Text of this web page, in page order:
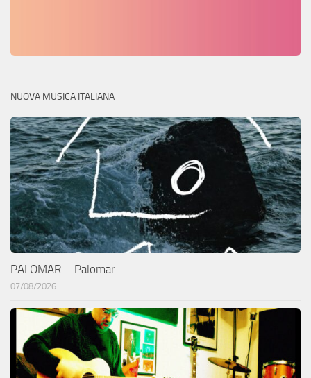
NUOVA MUSICA ITALIANA
PALOMAR – Palomar
07/08/2026